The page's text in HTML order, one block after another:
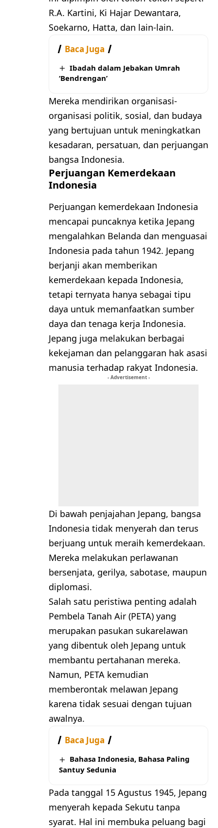
R.A. Kartini, Ki Hajar Dewantara,
Soekarno, Hatta, dan lain-lain.
Baca Juga
Ibadah dalam Jebakan Umrah
‘Bendrengan’
Mereka mendirikan organisasi-
organisasi politik, sosial, dan budaya
yang bertujuan untuk meningkatkan
kesadaran, persatuan, dan perjuangan
bangsa Indonesia.
Perjuangan Kemerdekaan
Indonesia
Perjuangan kemerdekaan Indonesia
mencapai puncaknya ketika Jepang
mengalahkan Belanda dan menguasai
Indonesia pada tahun 1942. Jepang
berjanji akan memberikan
kemerdekaan kepada Indonesia,
tetapi ternyata hanya sebagai tipu
daya untuk memanfaatkan sumber
daya dan tenaga kerja Indonesia.
Jepang juga melakukan berbagai
kekejaman dan pelanggaran hak asasi
manusia terhadap rakyat Indonesia.
- Advertisement -
Di bawah penjajahan Jepang, bangsa
Indonesia tidak menyerah dan terus
berjuang untuk meraih kemerdekaan.
Mereka melakukan perlawanan
bersenjata, gerilya, sabotase, maupun
diplomasi.
Salah satu peristiwa penting adalah
Pembela Tanah Air (PETA) yang
merupakan pasukan sukarelawan
yang dibentuk oleh Jepang untuk
membantu pertahanan mereka.
Namun, PETA kemudian
memberontak melawan Jepang
karena tidak sesuai dengan tujuan
awalnya.
Baca Juga
Bahasa Indonesia, Bahasa Paling
Santuy Sedunia
Pada tanggal 15 Agustus 1945, Jepang
menyerah kepada Sekutu tanpa
syarat. Hal ini membuka peluang bagi